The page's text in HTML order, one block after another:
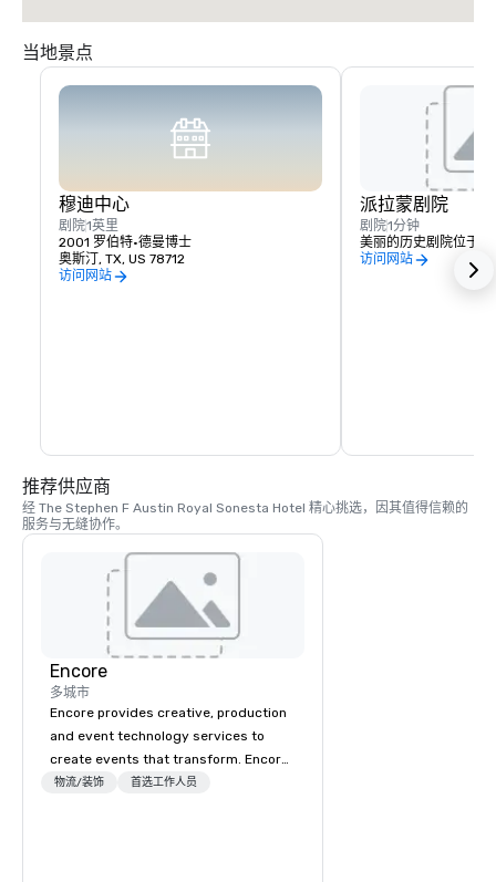
当地景点
穆迪中心
剧院1英里
2001 罗伯特·德曼博士
奥斯汀, TX, US 78712
访问网站
派拉蒙剧院
剧院1分钟
美丽的历史剧院位于酒
访问网站
推荐供应商
经 The Stephen F Austin Royal Sonesta Hotel 精心挑选，因其值得信赖的
服务与无缝协作。
Encore
多城市
Encore provides creative, production
and event technology services to
create events that transform. Encore
creates memorable event experiences
物流/装饰 首选工作人员